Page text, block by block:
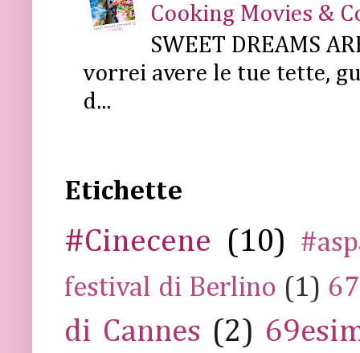
Cooking Movies &
SWEET DREAMS
vorrei avere le tue tette,
d...
Etichette
#Cinecene (10)
festival di Berlino (1)
di Cannes (2)